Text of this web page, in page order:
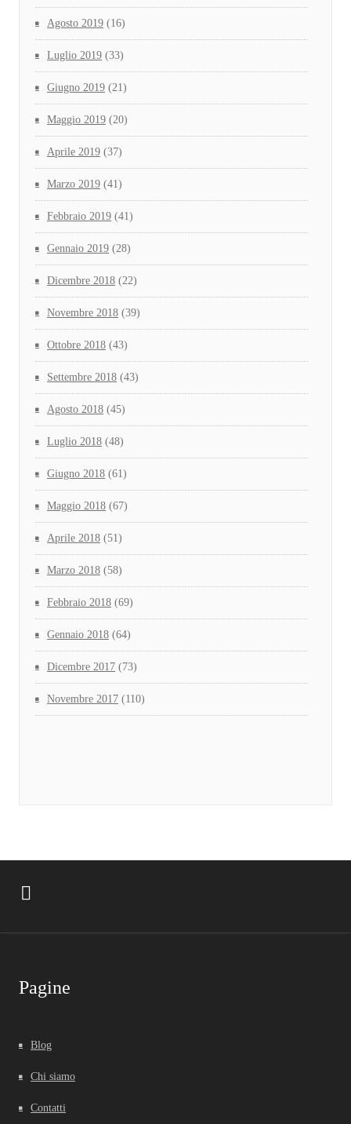
Agosto 2019 (16)
Luglio 2019 (33)
Giugno 2019 (21)
Maggio 2019 (20)
Aprile 2019 (37)
Marzo 2019 (41)
Febbraio 2019 (41)
Gennaio 2019 (28)
Dicembre 2018 (22)
Novembre 2018 (39)
Ottobre 2018 (43)
Settembre 2018 (43)
Agosto 2018 (45)
Luglio 2018 (48)
Giugno 2018 (61)
Maggio 2018 (67)
Aprile 2018 (51)
Marzo 2018 (58)
Febbraio 2018 (69)
Gennaio 2018 (64)
Dicembre 2017 (73)
Novembre 2017 (110)
Pagine
Blog
Chi siamo
Contatti